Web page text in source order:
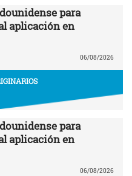
para
aplicación en
06/08/2026
para
aplicación en
06/08/2026